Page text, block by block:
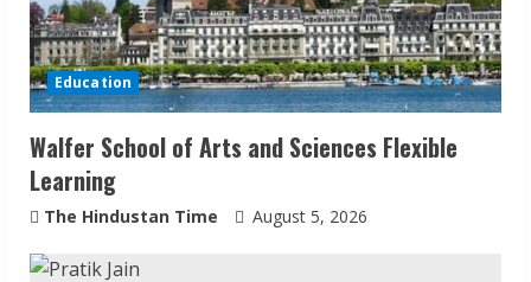
a
d
i
n
g
Education
Walfer School of Arts and Sciences Flexible
Learning
The Hindustan Time August 5, 2026